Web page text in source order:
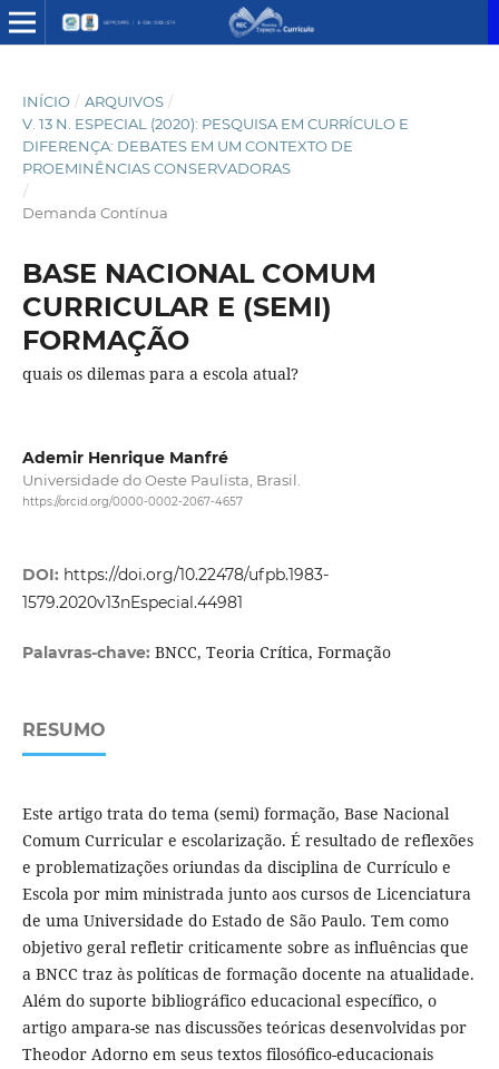
INÍCIO / ARQUIVOS /
V. 13 N. ESPECIAL (2020): PESQUISA EM CURRÍCULO E
DIFERENÇA: DEBATES EM UM CONTEXTO DE
PROEMINÊNCIAS CONSERVADORAS
/
Demanda Contínua
BASE NACIONAL COMUM
CURRICULAR E (SEMI)
FORMAÇÃO
quais os dilemas para a escola atual?
Ademir Henrique Manfré
Universidade do Oeste Paulista, Brasil.
https://orcid.org/0000-0002-2067-4657
DOI: https://doi.org/10.22478/ufpb.1983-
1579.2020v13nEspecial.44981
Palavras-chave: BNCC, Teoria Crítica, Formação
RESUMO
Este artigo trata do tema (semi) formação, Base Nacional
Comum Curricular e escolarização. É resultado de reflexões
e problematizações oriundas da disciplina de Currículo e
Escola por mim ministrada junto aos cursos de Licenciatura
de uma Universidade do Estado de São Paulo. Tem como
objetivo geral refletir criticamente sobre as influências que
a BNCC traz às políticas de formação docente na atualidade.
Além do suporte bibliográfico educacional específico, o
artigo ampara-se nas discussões teóricas desenvolvidas por
Theodor Adorno em seus textos filosófico-educacionais